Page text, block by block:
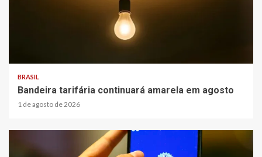
BRASIL
Bandeira tarifária continuará amarela em agosto
1 de agosto de 2026